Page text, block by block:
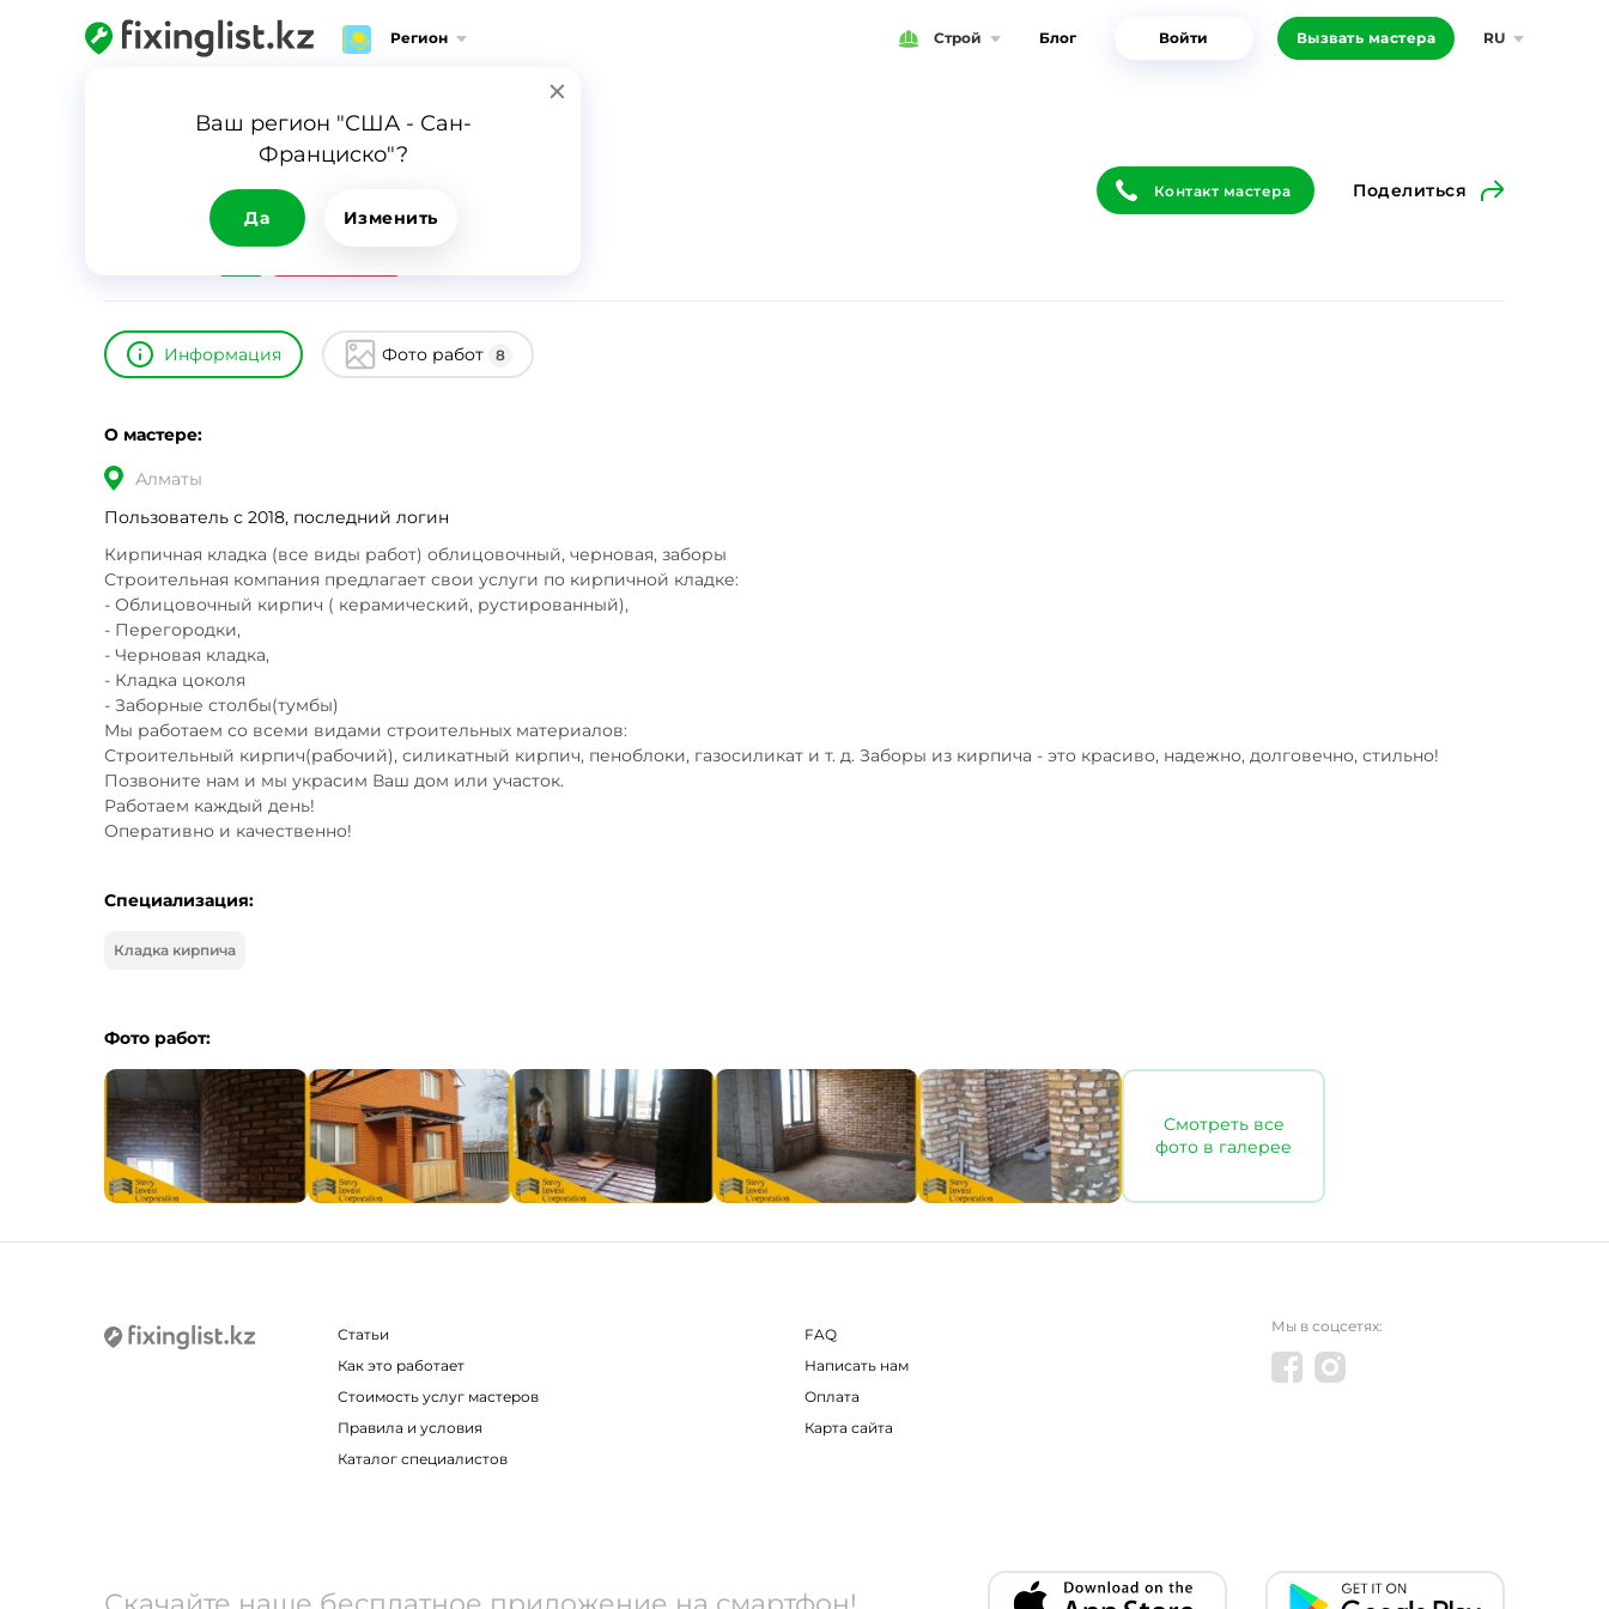
Регион Строй Блог Войти Вызвать мастера RU
Ваш регион "США - Сан-
Франциско"?
Да Изменить
Алексей
Контакт мастера Поделиться
Информация Фото работ 8
О мастере:
Алматы
Пользователь с 2018, последний логин
Кирпичная кладка (все виды работ) облицовочный, черновая, заборы
Строительная компания предлагает свои услуги по кирпичной кладке:
- Облицовочный кирпич ( керамический, рустированный),
- Перегородки,
- Черновая кладка,
- Кладка цоколя
- Заборные столбы(тумбы)
Мы работаем со всеми видами строительных материалов:
Строительный кирпич(рабочий), силикатный кирпич, пеноблоки, газосиликат и т. д. Заборы из кирпича - это красиво, надежно, долговечно, стильно!
Позвоните нам и мы украсим Ваш дом или участок.
Работаем каждый день!
Оперативно и качественно!
Специализация:
Кладка кирпича
Фото работ:
Смотреть все
фото в галерее
Статьи
FAQ
Как это работает
Написать нам
Стоимость услуг мастеров
Оплата
Правила и условия
Карта сайта
Каталог специалистов
Мы в соцсетях: